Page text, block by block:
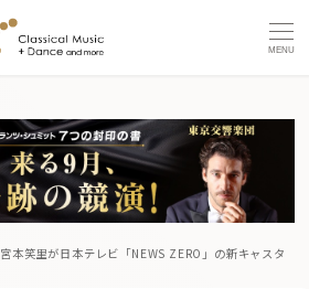
MENU
宮本笑里が日本テレビ「NEWS ZERO」の新キャスタ